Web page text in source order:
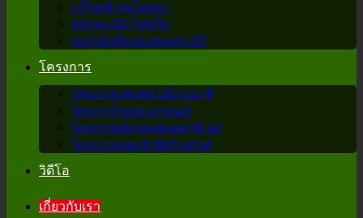
แก้ไขหน้าจอโฆษณา
หน้าจอ LED โปร่งใส
อุปกรณ์เสริมจอแสดงผล LED
โครงการ
โครงการแสดงผล LED บนเวที
โครงการโฆษณาภายนอก
โครงการผนังจอแสดงผล HD led
โครงการแสดงนำที่สร้างสรรค์
วิดีโอ
เกี่ยวกับเรา